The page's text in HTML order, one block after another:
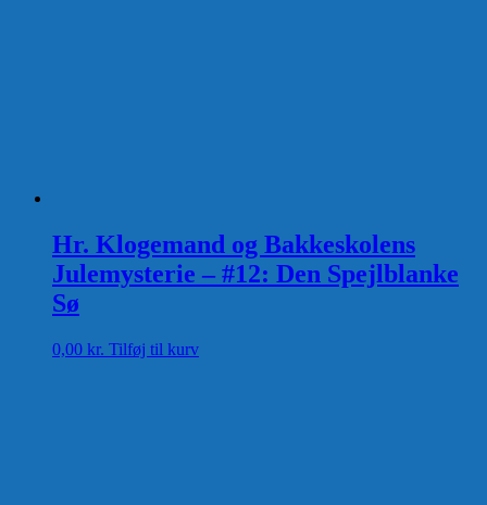
Hr. Klogemand og Bakkeskolens
Julemysterie – #12: Den Spejlblanke
Sø
0,00 kr. Tilføj til kurv